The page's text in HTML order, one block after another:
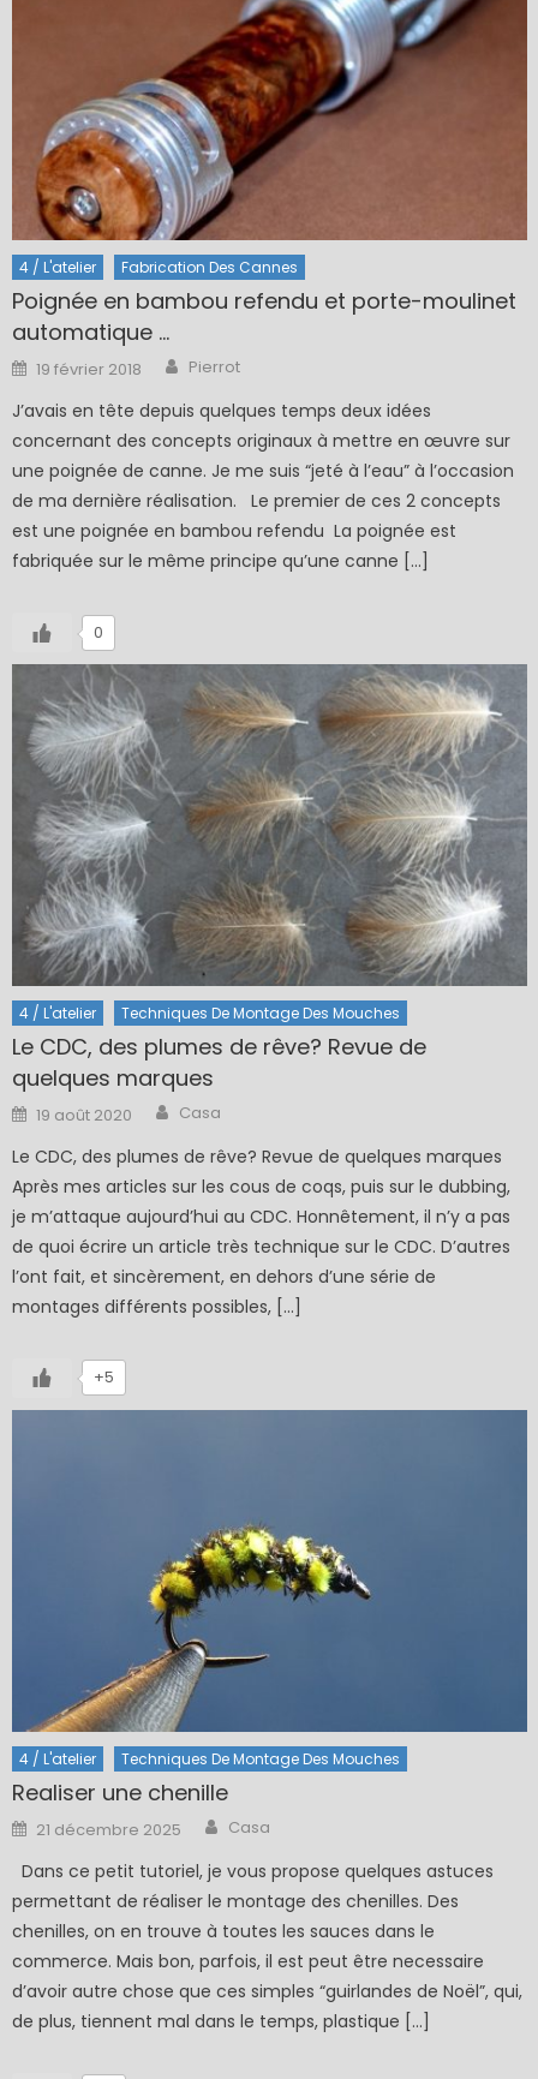
4 / L'atelier Fabrication Des Cannes
Poignée en bambou refendu et porte-moulinet
automatique …
Posted
on
19 février 2018 Author
Pierrot
J’avais en tête depuis quelques temps deux idées
concernant des concepts originaux à mettre en œuvre sur
une poignée de canne. Je me suis “jeté à l’eau” à l’occasion
de ma dernière réalisation. Le premier de ces 2 concepts
est une poignée en bambou refendu La poignée est
fabriquée sur le même principe qu’une canne […]
0
4 / L'atelier Techniques De Montage Des Mouches
Le CDC, des plumes de rêve? Revue de
quelques marques
Posted
on
19 août 2020 Author
Casa
Le CDC, des plumes de rêve? Revue de quelques marques
Après mes articles sur les cous de coqs, puis sur le dubbing,
je m’attaque aujourd’hui au CDC. Honnêtement, il n’y a pas
de quoi écrire un article très technique sur le CDC. D’autres
l’ont fait, et sincèrement, en dehors d’une série de
montages différents possibles, […]
+5
4 / L'atelier Techniques De Montage Des Mouches
Realiser une chenille
Posted
on
21 décembre 2025 Author
Casa
Dans ce petit tutoriel, je vous propose quelques astuces
permettant de réaliser le montage des chenilles. Des
chenilles, on en trouve à toutes les sauces dans le
commerce. Mais bon, parfois, il est peut être necessaire
d’avoir autre chose que ces simples “guirlandes de Noël”, qui,
de plus, tiennent mal dans le temps, plastique […]